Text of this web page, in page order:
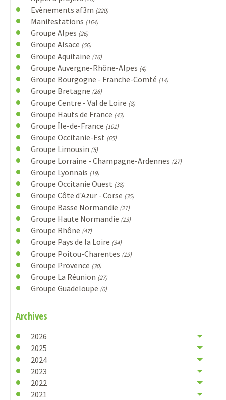
Evènements af3m (220)
Manifestations (164)
Groupe Alpes (26)
Groupe Alsace (56)
Groupe Aquitaine (16)
Groupe Auvergne-Rhône-Alpes (4)
Groupe Bourgogne - Franche-Comté (14)
Groupe Bretagne (26)
Groupe Centre - Val de Loire (8)
Groupe Hauts de France (43)
Groupe Île-de-France (101)
Groupe Occitanie-Est (65)
Groupe Limousin (5)
Groupe Lorraine - Champagne-Ardennes (27)
Groupe Lyonnais (19)
Groupe Occitanie Ouest (38)
Groupe Côte d'Azur - Corse (35)
Groupe Basse Normandie (21)
Groupe Haute Normandie (13)
Groupe Rhône (47)
Groupe Pays de la Loire (34)
Groupe Poitou-Charentes (19)
Groupe Provence (30)
Groupe La Réunion (27)
Groupe Guadeloupe (0)
Archives
2026
2025
2024
2023
2022
2021